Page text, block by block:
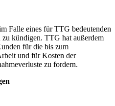
Falle eines für TTG bedeutenden
kündigen. TTG hat außerdem
für die bis zum
und für Kosten der
zu fordern.